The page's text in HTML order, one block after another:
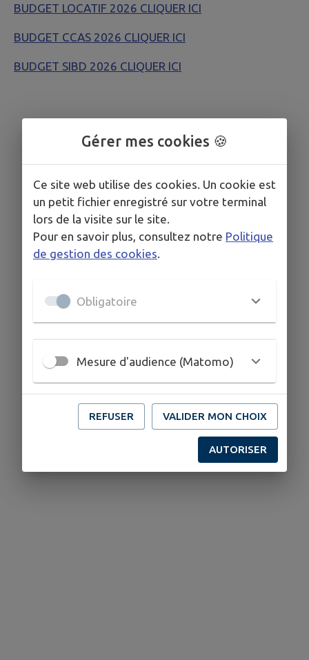
BUDGET LOCATIF 2026 CLIQUER ICI
BUDGET CCAS 2026 CLIQUER ICI
BUDGET SIBD 2026 CLIQUER ICI
Gérer mes cookies 🍪
Ce site web utilise des cookies. Un cookie est
un petit fichier enregistré sur votre terminal
lors de la visite sur le site.
Pour en savoir plus, consultez notre Politique
de gestion des cookies.
Obligatoire
Mesure d'audience (Matomo)
REFUSER VALIDER MON CHOIX
AUTORISER